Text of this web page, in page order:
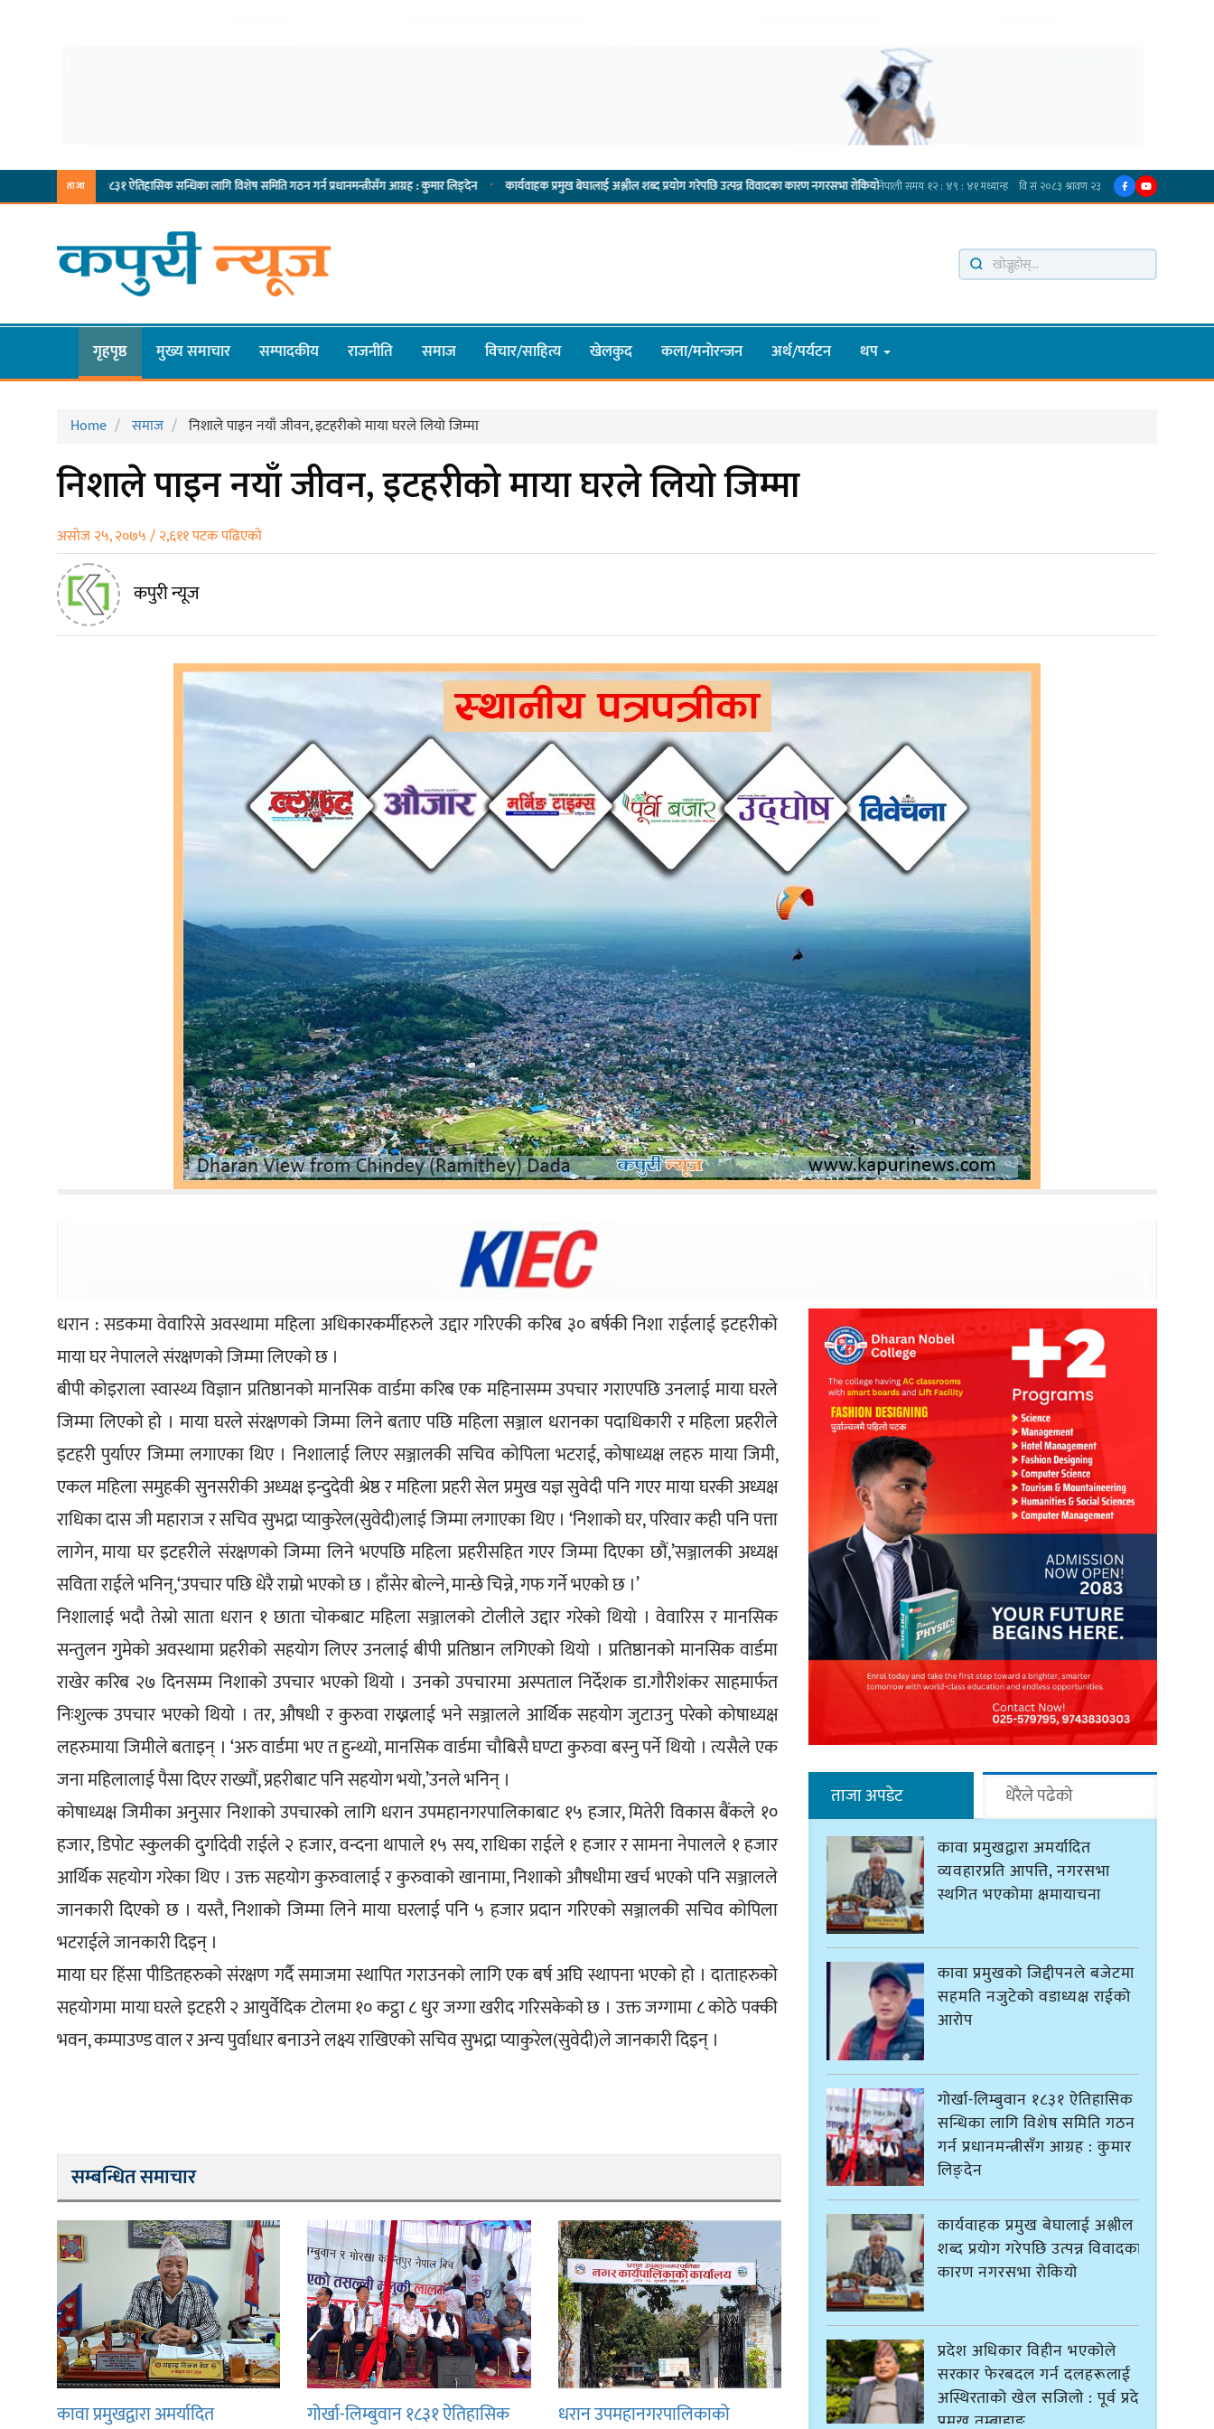
ताजा
१८३१ ऐतिहासिक सन्धिका लागि विशेष समिति गठन गर्न प्रधानमन्त्रीसँग आग्रह : कुमार लिङ्देन · कार्यवाहक प्रमुख बेघालाई अश्लील शब्द प्रयोग गरेपछि उत्पन्न विवादका कारण नगरसभा रोकियो · प्रदेश अधिकार विहीन भएकोले सरकार फेरबदल गर्न दलहरूलाई अस्थिरताको खेल सजिलो :
गृहपृष्ठ मुख्य समाचार सम्पादकीय राजनीति समाज विचार/साहित्य खेलकुद कला/मनाेरन्जन अर्थ/पर्यटन थप
Home समाज निशाले पाइन नयाँ जीवन, इटहरीको माया घरले लियो जिम्मा
निशाले पाइन नयाँ जीवन, इटहरीको माया घरले लियो जिम्मा
असोज २५, २०७५ / २,६११ पटक पढिएको
कपुरी न्यूज
धरान : सडकमा वेवारिसे अवस्थामा महिला अधिकारकर्मीहरुले उद्दार गरिएकी करिब ३० बर्षकी निशा राईलाई इटहरीको
माया घर नेपालले संरक्षणको जिम्मा लिएको छ ।
बीपी कोइराला स्वास्थ्य विज्ञान प्रतिष्ठानको मानसिक वार्डमा करिब एक महिनासम्म उपचार गराएपछि उनलाई माया घरले
जिम्मा लिएको हो । माया घरले संरक्षणको जिम्मा लिने बताए पछि महिला सञ्जाल धरानका पदाधिकारी र महिला प्रहरीले
इटहरी पुर्याएर जिम्मा लगाएका थिए । निशालाई लिएर सञ्जालकी सचिव कोपिला भटराई, कोषाध्यक्ष लहरु माया जिमी,
एकल महिला समुहकी सुनसरीकी अध्यक्ष इन्दुदेवी श्रेष्ठ र महिला प्रहरी सेल प्रमुख यज्ञ सुवेदी पनि गएर माया घरकी अध्यक्ष
राधिका दास जी महाराज र सचिव सुभद्रा प्याकुरेल(सुवेदी)लाई जिम्मा लगाएका थिए । ‘निशाको घर, परिवार कही पनि पत्ता
लागेन, माया घर इटहरीले संरक्षणको जिम्मा लिने भएपछि महिला प्रहरीसहित गएर जिम्मा दिएका छौं,’सञ्जालकी अध्यक्ष
सविता राईले भनिन्,‘उपचार पछि धेरै राम्रो भएको छ । हाँसेर बोल्ने, मान्छे चिन्ने, गफ गर्ने भएको छ ।’
निशालाई भदौ तेस्रो साता धरान १ छाता चोकबाट महिला सञ्जालको टोलीले उद्दार गरेको थियो । वेवारिस र मानसिक
सन्तुलन गुमेको अवस्थामा प्रहरीको सहयोग लिएर उनलाई बीपी प्रतिष्ठान लगिएको थियो । प्रतिष्ठानको मानसिक वार्डमा
राखेर करिब २७ दिनसम्म निशाको उपचार भएको थियो । उनको उपचारमा अस्पताल निर्देशक डा.गौरीशंकर साहमार्फत
निःशुल्क उपचार भएको थियो । तर, औषधी र कुरुवा राख्नलाई भने सञ्जालले आर्थिक सहयोग जुटाउनु परेको कोषाध्यक्ष
लहरुमाया जिमीले बताइन् । ‘अरु वार्डमा भए त हुन्थ्यो, मानसिक वार्डमा चौबिसै घण्टा कुरुवा बस्नु पर्ने थियो । त्यसैले एक
जना महिलालाई पैसा दिएर राख्यौं, प्रहरीबाट पनि सहयोग भयो,’उनले भनिन् ।
कोषाध्यक्ष जिमीका अनुसार निशाको उपचारको लागि धरान उपमहानगरपालिकाबाट १५ हजार, मितेरी विकास बैंकले १०
हजार, डिपोट स्कुलकी दुर्गादेवी राईले २ हजार, वन्दना थापाले १५ सय, राधिका राईले १ हजार र सामना नेपालले १ हजार
आर्थिक सहयोग गरेका थिए । उक्त सहयोग कुरुवालाई र कुरुवाको खानामा, निशाको औषधीमा खर्च भएको पनि सञ्जालले
जानकारी दिएको छ । यस्तै, निशाको जिम्मा लिने माया घरलाई पनि ५ हजार प्रदान गरिएको सञ्जालकी सचिव कोपिला
भटराईले जानकारी दिइन् ।
माया घर हिंसा पीडितहरुको संरक्षण गर्दै समाजमा स्थापित गराउनको लागि एक बर्ष अघि स्थापना भएको हो । दाताहरुको
सहयोगमा माया घरले इटहरी २ आयुर्वेदिक टोलमा १० कट्ठा ८ धुर जग्गा खरीद गरिसकेको छ । उक्त जग्गामा ८ कोठे पक्की
भवन, कम्पाउण्ड वाल र अन्य पुर्वाधार बनाउने लक्ष्य राखिएको सचिव सुभद्रा प्याकुरेल(सुवेदी)ले जानकारी दिइन् ।
सम्बन्धित समाचार
कावा प्रमुखद्वारा अमर्यादित
गोर्खा-लिम्बुवान १८३१ ऐतिहासिक
धरान उपमहानगरपालिकाको
ताजा अपडेट धेरैले पढेको
कावा प्रमुखद्वारा अमर्यादित
व्यवहारप्रति आपत्ति, नगरसभा
स्थगित भएकोमा क्षमायाचना
कावा प्रमुखको जिद्दीपनले बजेटमा
सहमति नजुटेको वडाध्यक्ष राईको
आरोप
गोर्खा-लिम्बुवान १८३१ ऐतिहासिक
सन्धिका लागि विशेष समिति गठन
गर्न प्रधानमन्त्रीसँग आग्रह : कुमार
लिङ्देन
कार्यवाहक प्रमुख बेघालाई अश्लील
शब्द प्रयोग गरेपछि उत्पन्न विवादका
कारण नगरसभा रोकियो
प्रदेश अधिकार विहीन भएकोले
सरकार फेरबदल गर्न दलहरूलाई
अस्थिरताको खेल सजिलो : पूर्व प्रदेश
प्रमुख तुम्बाहाङ